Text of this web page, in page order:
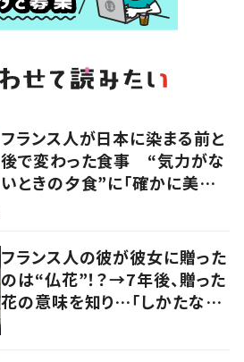
フランス人が日本に染まる前と
後で変わった食事 “気力がな
いときの夕食”に「確かに美味
フランス人の彼が彼女に贈った
のは“仏花”！？→7年後、贈った
花の意味を知り…「しかたな